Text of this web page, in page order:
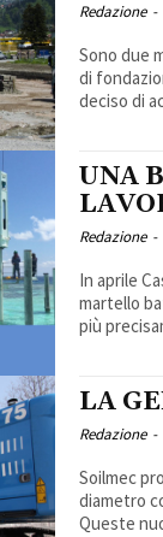
Redazione -
Sono due
di
deciso di
UNA
Redazione -
In aprile
martello
più
LA
Redazione -
Soilmec
diametro
Queste